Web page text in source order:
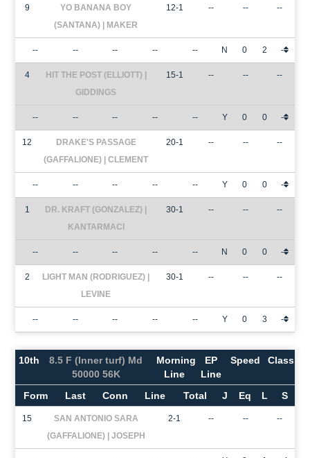
9
YO BANANA BOY
(SANTANA) | MAKER
12-1 -- -- --
-- -- -- -- -- N 0 2 -
4
HIT THE POST (ELLIOTT) |
GIDDINGS
15-1 -- -- --
-- -- -- -- -- Y 0 0 -
12
DRAKE'S PASSAGE
(GAFFALIONE) | CLEMENT
20-1 -- -- --
-- -- -- -- -- Y 0 0 -
1
DR. KRAFT (GONZALEZ) |
KANTARMACI
30-1 -- -- --
-- -- -- -- -- N 0 0 -
2
LIGHT MAN (RODRIGUEZ) |
LEVINE
30-1 -- -- --
-- -- -- -- -- Y 0 3 -
10th
8.5 F (Inner turf) Md
50000 56K
Morning
Line
EP
Line
Speed Class
Form Last Conn Line Total J Eq L S
15
SAN ANTONIO SARA
(GAFFALIONE) | JOSEPH
2-1 -- -- --